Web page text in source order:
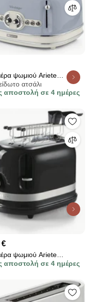
ψωμιού Ariete
0156/05, 1600W, 4
3 λειτουργίες, 6 στάδια,
ατσάλι
αποστολή σε 4 ημέρες
€
ψωμιού Ariete
0149/02, 815W, 2
δίσκος ψίχας,
αποστολή σε 4 ημέρες